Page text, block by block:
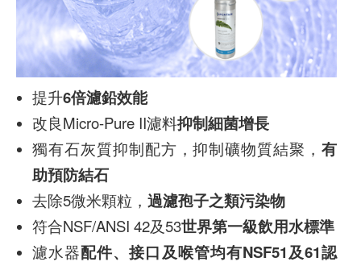
提升6倍濾鉛效能
改良Micro-Pure II濾料抑制細菌增長
獨有石灰質抑制配方，抑制礦物質結聚， 有
助預防結石
去除5微米顆粒， 過濾孢子之類污染物
符合NSF/ANSI 42及53世界第一級飲用水標準
濾水器配件、接口及喉管均有NSF51及61認